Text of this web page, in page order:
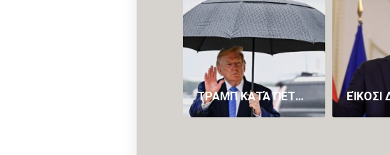
ΤΡΑΜΠ ΚΑΤΆ ΠΕΤΡΕΛΑΪΚΏΝ: «ΒΓΆΖΟΥΝ ΥΠΕΡΒΟΛΙΚΆ ΠΟΛΛΆ ΧΡΉΜΑΤΑ»